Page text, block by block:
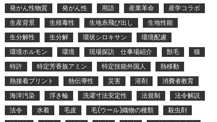
発がん性物質
発がん性 用語 産業革命
産学コラボ
生産背景
生殖毒性 生地糸飛び出し
生地性能
生分解性
生分解 環状シロキサン
環境配慮
環境ホルモン
環境 現場探訪 仕事場紹介 獣毛
猫
特許
特定芳香族アミン 特定技能外国人
熱移動
熱接着プリント
熱伝導性 災害 溶剤
消費者教育
海洋汚染
浮き輪 洗濯寸法安定性 法規制
法令解説
法令
水着 毛皮 毛(ウール)織物の種類
殺虫剤